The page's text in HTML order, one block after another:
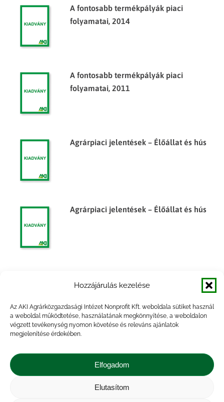
Hozzájárulás kezelése
Az AKI Agrárközgazdasági Intézet Nonprofit Kft. weboldala sütiket használ
a weboldal működtetése, használatának megkönnyítése, a weboldalon
végzett tevékenység nyomon követése és releváns ajánlatok
megjelenítése érdekében.
Elfogadom
Elutasítom
A fontosabb termékpályák piaci
folyamatai, 2014
A fontosabb termékpályák piaci
folyamatai, 2011
Agrárpiaci jelentések – Élőállat és hús
Agrárpiaci jelentések – Élőállat és hús
Agrárpiaci jelentések – Élőállat és hús